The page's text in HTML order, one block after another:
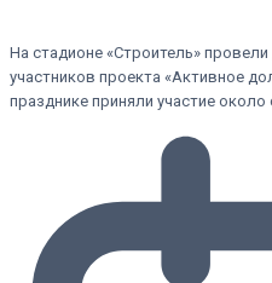
На стадионе «Строитель»
участников проекта «Активное
празднике приняли участие около